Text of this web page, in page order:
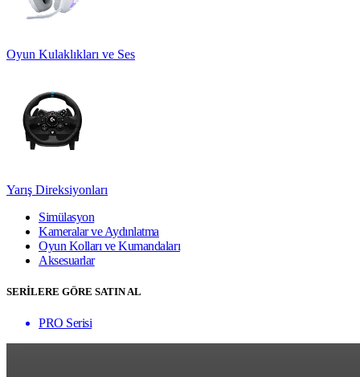
Oyun Kulaklıkları ve Ses
Yarış Direksiyonları
Simülasyon
Kameralar ve Aydınlatma
Oyun Kolları ve Kumandaları
Aksesuarlar
SERİLERE GÖRE SATIN AL
PRO Serisi